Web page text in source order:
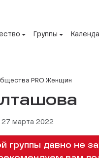
Группы
PRO Женщин
27 марта 2022
группы давно не